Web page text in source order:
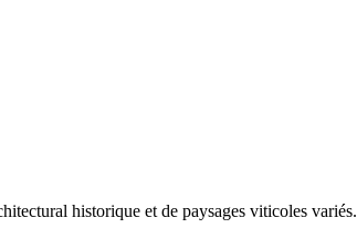
historique et de paysages viticoles variés.